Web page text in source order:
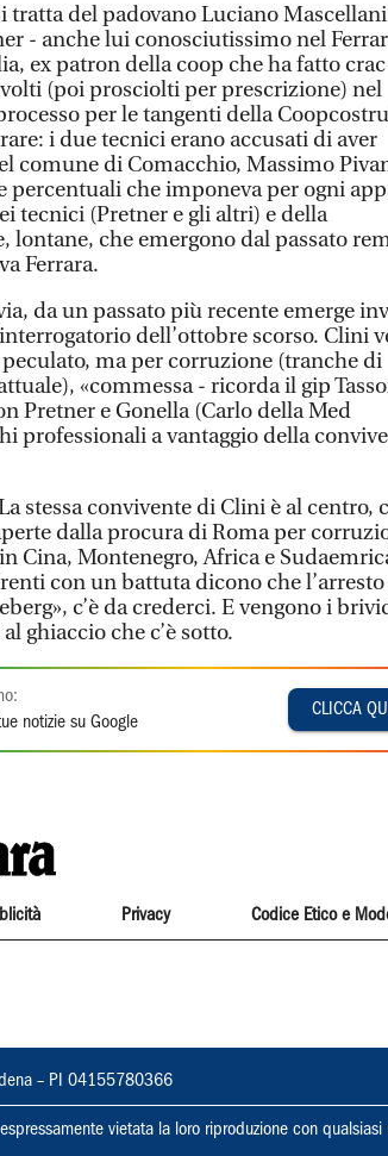
tratta del padovano Luciano
- anche lui conosciutissimo nel
ex patron della coop che ha fatto
(poi prosciolti per prescrizione) nel
per le tangenti della
i due tecnici erano accusati di aver
comune di Comacchio, Massimo
percentuali che imponeva per ogni
tecnici (Pretner e gli altri) e della
lontane, che emergono dal passato
Ferrara.
da un passato più recente emerge
dell’ottobre scorso. Clini
ma per corruzione (tranche di
«commessa - ricorda il gip
Pretner e Gonella (Carlo della Med
professionali a vantaggio della
stessa convivente di Clini è al centro,
dalla procura di Roma per
Cina, Montenegro, Africa e
con un battuta dicono che
c’è da crederci. E vengono i
ghiaccio che c’è sotto.
notizie su Google
CLICCA QUI
Privacy Codice Etico e
– PI 04155780366
vietata la loro riproduzione con